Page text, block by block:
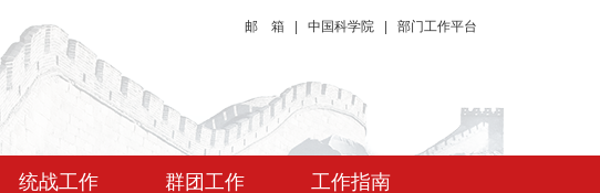
邮 箱 中国科学院 部门工作平台
统战工作 群团工作 工作指南